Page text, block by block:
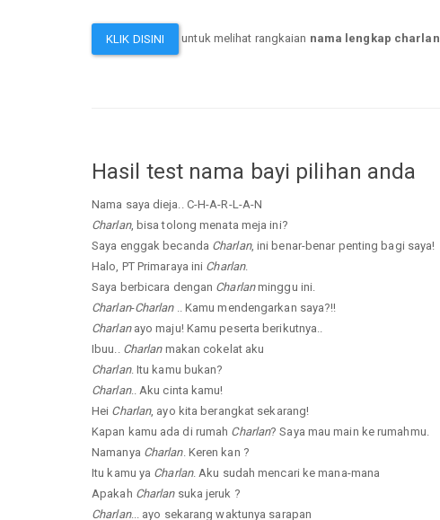
KLIK DISINI untuk melihat rangkaian nama lengkap charlan
Hasil test nama bayi pilihan anda
Nama saya dieja.. C-H-A-R-L-A-N
Charlan, bisa tolong menata meja ini?
Saya enggak becanda Charlan, ini benar-benar penting bagi saya!
Halo, PT Primaraya ini Charlan.
Saya berbicara dengan Charlanminggu ini.
Charlan-Charlan.. Kamu mendengarkan saya?!!
Charlanayo maju! Kamu peserta berikutnya..
Ibuu.. Charlanmakan cokelat aku
Charlan. Itu kamu bukan?
Charlan.. Aku cinta kamu!
Hei Charlan, ayo kita berangkat sekarang!
Kapan kamu ada di rumah Charlan? Saya mau main ke rumahmu.
Namanya Charlan. Keren kan ?
Itu kamu ya Charlan. Aku sudah mencari ke mana-mana
Apakah Charlansuka jeruk ?
Charlan... ayo sekarang waktunya sarapan